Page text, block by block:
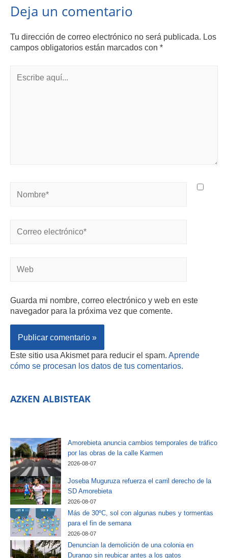
Deja un comentario
Tu dirección de correo electrónico no será publicada. Los
campos obligatorios están marcados con *
Guarda mi nombre, correo electrónico y web en este
navegador para la próxima vez que comente.
Este sitio usa Akismet para reducir el spam. Aprende
cómo se procesan los datos de tus comentarios.
AZKEN ALBISTEAK
Amorebieta anuncia cambios temporales de tráfico
por las obras de la calle Karmen
2026-08-07
Joseba Muguruza refuerza el carril derecho de la
SD Amorebieta
2026-08-07
Más de 30ºC, sol con algunas nubes y tormentas
para el fin de semana
2026-08-07
Denuncian la demolición de una colonia en
Durango sin reubicar antes a los gatos